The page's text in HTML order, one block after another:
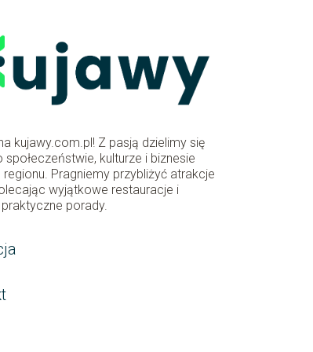
kujawy.com.pl! Z pasją dzielimy się
społeczeństwie, kulturze i biznesie
regionu. Pragniemy przybliżyć atrakcje
wyjątkowe restauracje i
porady.